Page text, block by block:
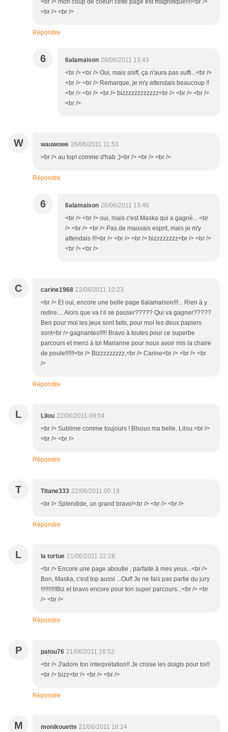
<br /> mon coup de coeur! cette page est magnifique!!!!<br />
<br /> <br />
Répondre
6 6alamaison 26/06/2011 13:43
<br /> <br /> Oui, mais sniff, ça n'aura pas suffi...<br />
<br /> <br /> Remarque, je m'y attendais beaucoup !!
<br /> <br /> <br /> bizzzzzzzzzzzz<br /> <br /> <br />
<br />
W wauwowe 26/06/2011 11:53
<br /> au top! comme d'hab ;)<br /> <br /> <br />
Répondre
6 6alamaison 26/06/2011 13:46
<br /> <br /> oui, mais c'est Maska qui a gagné... <br
/> <br /> <br /> Pas de mauvais esprit, mais je m'y
attendais !!!<br /> <br /> <br /> bizzzzzzzz<br /> <br />
<br /> <br />
C carine1968 22/06/2011 10:23
<br /> Et oui, encore une belle page 6alamaison!!!... Rien à y
redire.... Alors que va t il se passer????? Qui va gagner?????
Ben pour moi les jeux sont faits, pour moi les deux papiers
sont<br /> gagnantes!!!!! Bravo à toutes pour ce superbe
parcours et merci à toi Marianne pour nous avoir mis la chaire
de poule!!!!!!<br /> Bizzzzzzzzz,<br /> Carine<br /> <br /> <br
/>
Répondre
L Lilou 22/06/2011 09:04
<br /> Sublime comme toujours ! BIsous ma belle. Lilou.<br />
<br /> <br />
Répondre
T Titane333 22/06/2011 00:19
<br /> Splendide, un grand bravo!<br /> <br /> <br />
Répondre
L la tortue 21/06/2011 22:28
<br /> Encore une page aboutie , parfaite à mes yeux...<br />
Bon, Maska, c'est top aussi ...Ouf! Je ne fais pas partie du jury
!!!!!!!!!!Biz et bravo encore pour ton super parcours...<br /> <br
/> <br />
Répondre
P patou76 21/06/2011 16:52
<br /> J'adore ton interprétation!! Je croise les doigts pour toi!!
<br /> bizz<br /> <br /> <br />
Répondre
M monikouette 21/06/2011 16:24